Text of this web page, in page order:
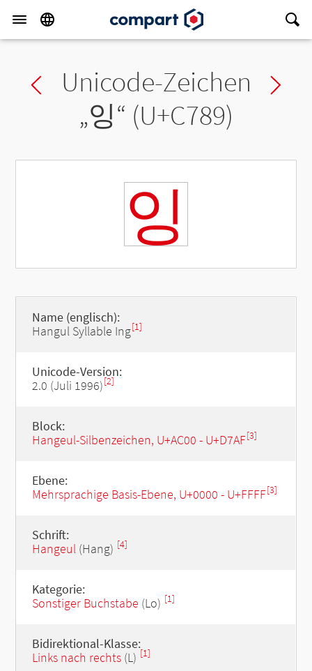
Previous char
Unicode-Zeichen
„잉“ (U+C789)
잉
Name (englisch):
Hangul Syllable Ing[1]
Unicode-Version:
2.0 (Juli 1996)[2]
Block:
Hangeul-Silbenzeichen, U+AC00 - U+D7AF[3]
Ebene:
Mehrsprachige Basis-Ebene, U+0000 - U+FFFF[3]
Schrift:
Hangeul(Hang) [4]
Kategorie:
Sonstiger Buchstabe (Lo) [1]
Bidirektional-Klasse:
Links nach rechts(L) [1]